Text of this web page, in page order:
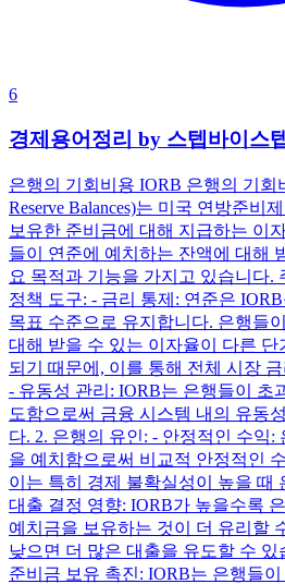
6
경제용어정리 by 스텝바이스
은행의 기회비용 IORB 은행의 기회
Reserve Balances)는 미국 연방준비
보유한 준비금에 대해 지급하는 이
들이 연준에 예치하는 잔액에 대해
요 목적과 기능을 가지고 있습니다.
정책 도구: - 금리 통제: 연준은
목표 수준으로 유지합니다. 은행들
대해 받을 수 있는 이자율이 다른
되기 때문에, 이를 통해 전체 시장
- 유동성 관리: IORB는 은행들이 초
도함으로써 금융 시스템 내의 유동
다. 2. 은행의 유인: - 안정적인 수익:
을 예치함으로써 비교적 안정적인
이는 특히 경제 불확실성이 높을 때
대출 결정 영향: IORB가 높을수록
예치금을 보유하는 것이 더 유리할
낮으면 더 많은 대출을 유도할 수 있
준비금 보유 촉진: IORB는 은행들